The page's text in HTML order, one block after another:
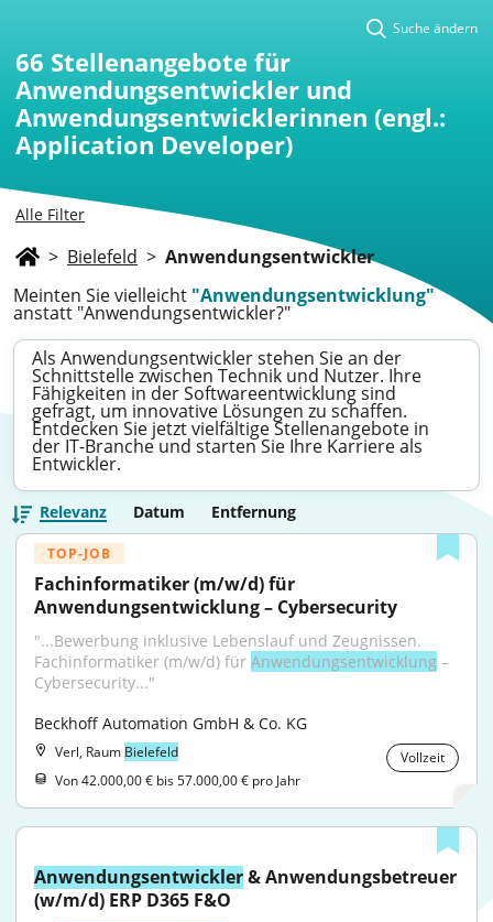
Alle Filter
Suche ändern
66 Stellenangebote für
Anwendungsentwickler und
Anwendungsentwicklerinnen (engl.:
Application Developer)
> Bielefeld > Anwendungsentwickler
Meinten Sie vielleicht "Anwendungsentwicklung"
anstatt "Anwendungsentwickler?"
Als Anwendungsentwickler stehen Sie an der
Schnittstelle zwischen Technik und Nutzer. Ihre
Fähigkeiten in der Softwareentwicklung sind
gefragt, um innovative Lösungen zu schaffen.
Entdecken Sie jetzt vielfältige Stellenangebote in
der IT-Branche und starten Sie Ihre Karriere als
Entwickler.
Relevanz Datum Entfernung
TOP-JOB
Fachinformatiker (m/w/d) für
Anwendungsentwicklung – Cybersecurity
"...Bewerbung inklusive Lebenslauf und Zeugnissen.
Fachinformatiker (m/w/d) für Anwendungsentwicklung –
Cybersecurity..."
Beckhoff Automation GmbH & Co. KG
Verl, Raum Bielefeld
Vollzeit
Von 42.000,00 € bis 57.000,00 € pro Jahr
Anwendungsentwickler & Anwendungsbetreuer
(w/m/d) ERP D365 F&O